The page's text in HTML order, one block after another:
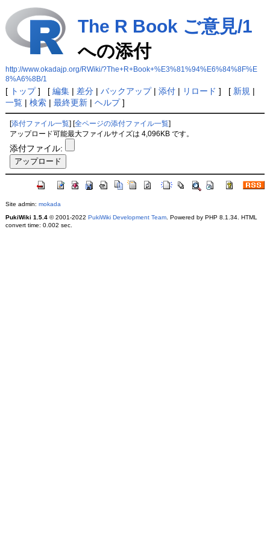
The R Book ご意見/1
への添付
http://www.okadajp.org/RWiki/?The+R+Book+%E3%81%94%E6%84%8F%E
8%A6%8B/1
[ トップ] [ 編集| 差分| バックアップ| 添付| リロード ] [ 新規 |
一覧| 検索| 最終更新| ヘルプ]
[添付ファイル一覧 ] [全ページの添付ファイル一覧
アップロード可能最大ファイルサイズは 4,096KB です。
添付ファイル:
Site admin: mokada
PukiWiki 1.5.4© 2001-2022 PukiWiki Development Team. Powered by PHP 8.1.34. HTML
convert time: 0.002 sec.